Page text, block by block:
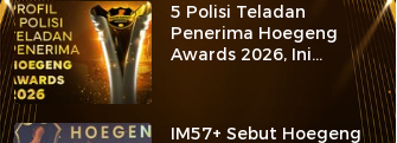
5 Polisi Teladan
Penerima Hoegeng
Awards 2026, Ini
Kategori dan Kiprahnya
IM57+ Sebut Hoegeng